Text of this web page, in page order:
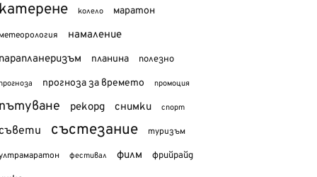
колело маратон
намаление
планина полезно
прогноза за времето промоция
рекорд снимки спорт
състезание туризъм
фестивал филм фрийрайд